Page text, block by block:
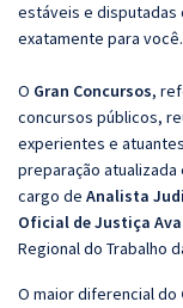
estáveis e disputadas
exatamente para você.
O Gran Concursos,
concursos públicos,
experientes e
preparação
cargo de Analista
Oficial de Justiça
Regional do Trabalho
O maior diferencial do